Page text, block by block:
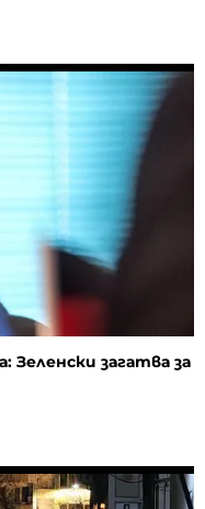
Зеленски загатва за